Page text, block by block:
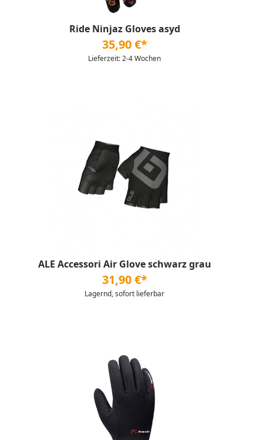
Ride Ninjaz Gloves asyd
35,90 €*
Lieferzeit: 2-4 Wochen
ALE Accessori Air Glove schwarz grau
31,90 €*
Lagernd, sofort lieferbar